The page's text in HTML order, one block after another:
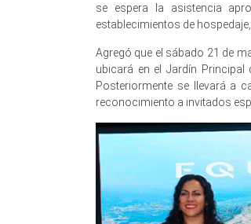
se espera la asistencia
establecimientos de
Agregó que el sábado 21 de
ubicará en el Jardín Principal
Posteriormente se llevará a
reconocimiento a invitados